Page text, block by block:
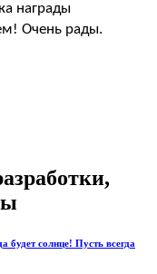
ка награды
Очень рады.
будет солнце! Пусть всегда